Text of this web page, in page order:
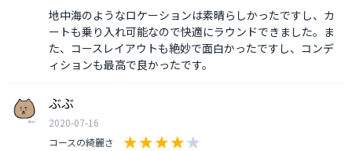
地中海のようなロケーションは素晴らしかったですし、カ
ートも乗り入れ可能なので快適にラウンドできました。ま
た、コースレイアウトも絶妙で面白かったですし、コンデ
ィションも最高で良かったです。
ぶぶ
2020-07-16
コースの綺麗さ